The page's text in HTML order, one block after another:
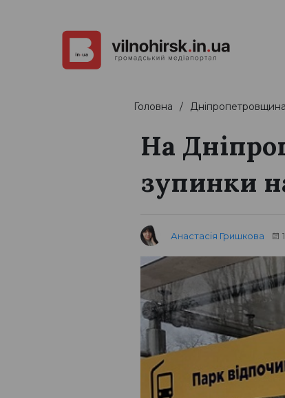
Головна Дніпропетровщина
На
зупинки
Анастасія Гришкова